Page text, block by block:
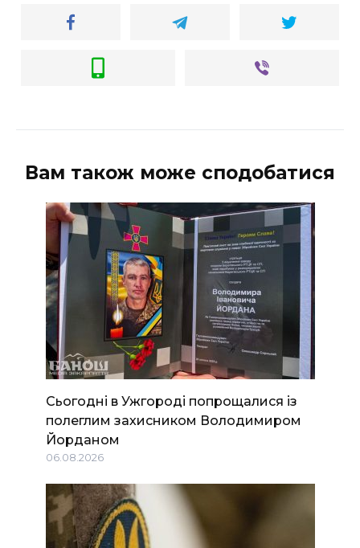
Вам також може сподобатися
Сьогодні в Ужгороді попрощалися із
полеглим захисником Володимиром
Йорданом
06.08.2026